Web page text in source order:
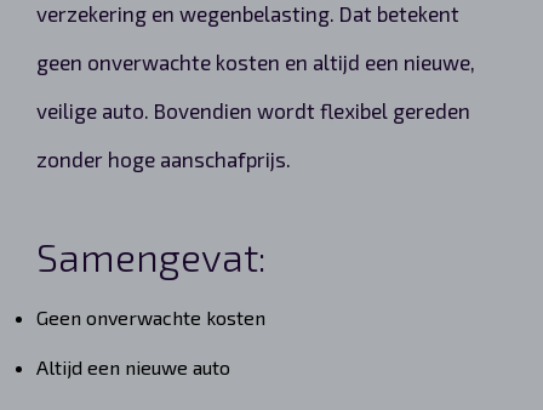
verzekering en wegenbelasting. Dat betekent
geen onverwachte kosten en altijd een nieuwe,
veilige auto. Bovendien wordt flexibel gereden
zonder hoge aanschafprijs.
Samengevat:
Geen onverwachte kosten
Altijd een nieuwe auto